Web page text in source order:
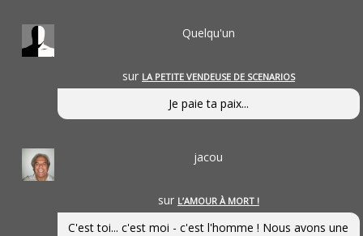
Quelqu'un
sur LA PETITE VENDEUSE DE SCENARIOS
Je paie ta paix...
jacou
sur L’AMOUR À MORT !
C'est toi... c'est moi - c'est l'homme ! Nous avons une